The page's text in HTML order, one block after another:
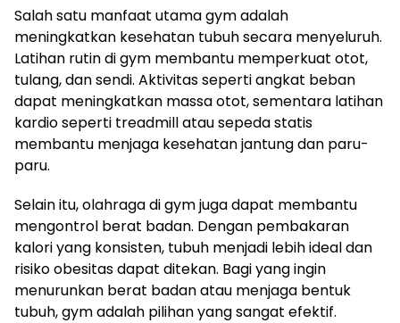
Salah satu manfaat utama gym adalah
meningkatkan kesehatan tubuh secara menyeluruh.
Latihan rutin di gym membantu memperkuat otot,
tulang, dan sendi. Aktivitas seperti angkat beban
dapat meningkatkan massa otot, sementara latihan
kardio seperti treadmill atau sepeda statis
membantu menjaga kesehatan jantung dan paru-
paru.
Selain itu, olahraga di gym juga dapat membantu
mengontrol berat badan. Dengan pembakaran
kalori yang konsisten, tubuh menjadi lebih ideal dan
risiko obesitas dapat ditekan. Bagi yang ingin
menurunkan berat badan atau menjaga bentuk
tubuh, gym adalah pilihan yang sangat efektif.